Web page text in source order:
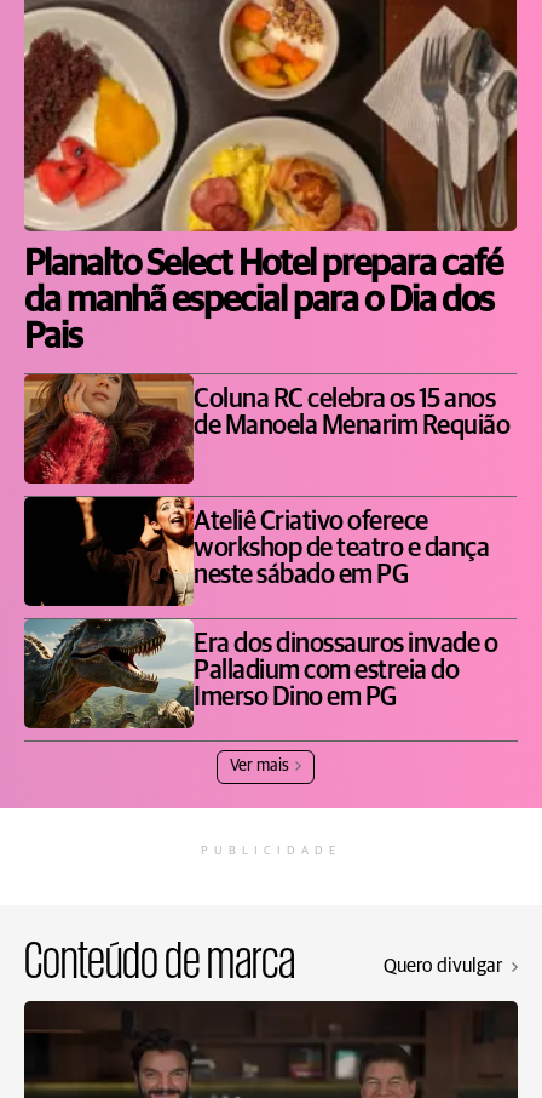
Planalto Select Hotel prepara café
da manhã especial para o Dia dos
Pais
Coluna RC celebra os 15 anos
de Manoela Menarim Requião
Ateliê Criativo oferece
workshop de teatro e dança
neste sábado em PG
Era dos dinossauros invade o
Palladium com estreia do
Imerso Dino em PG
Ver mais
PUBLICIDADE
Conteúdo de marca Quero divulgar